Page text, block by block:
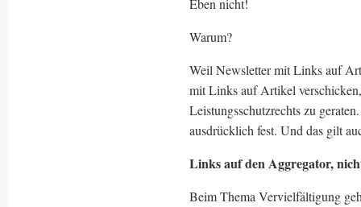
Eben nicht!
Warum?
Weil Newsletter mit Links auf
mit Links auf Artikel
Leistungsschutzrechts zu
ausdrücklich fest. Und das gilt
Links auf den Aggregator,
Beim Thema Vervielfältigung